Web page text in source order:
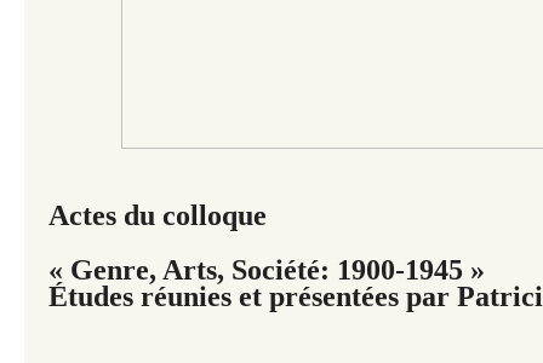
Actes du colloque
« Genre, Arts, Société: 1900-1945 »
Études réunies et présentées par